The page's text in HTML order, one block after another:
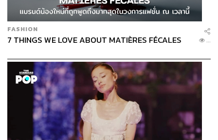
FASHION
7 THINGS WE LOVE ABOUT MATIÈRES FÉCALES ...